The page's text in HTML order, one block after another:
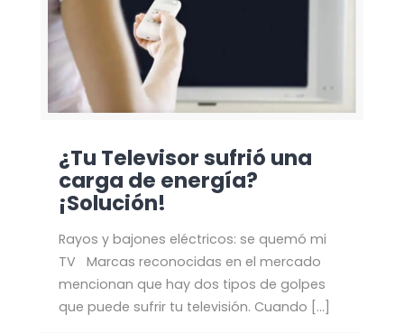
¿Tu Televisor sufrió una
carga de energía?
¡Solución!
Rayos y bajones eléctricos: se quemó mi
TV Marcas reconocidas en el mercado
mencionan que hay dos tipos de golpes
que puede sufrir tu televisión. Cuando […]